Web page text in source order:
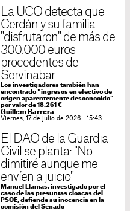
La UCO detecta que
Cerdán y su familia
"disfrutaron" de más de
300.000 euros
procedentes de
Servinabar
Los investigadores también han
encontrado "ingresos en efectivo de
origen aparentemente desconocido"
por valor de 18.261 €
Guillem Barrera
Viernes, 17 de julio de 2026 - 15:43
El DAO de la Guardia
Civil se planta: "No
dimitiré aunque me
envíen a juicio"
Manuel Llamas, investigado por el
caso de las presuntas cloacas del
PSOE, defiende su inocencia en la
comisión del Senado